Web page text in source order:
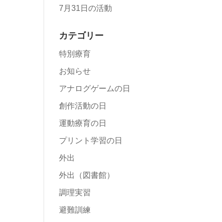
7月31日の活動
カテゴリー
特別療育
お知らせ
アナログゲームの日
創作活動の日
運動療育の日
プリント学習の日
外出
外出（図書館）
調理実習
避難訓練